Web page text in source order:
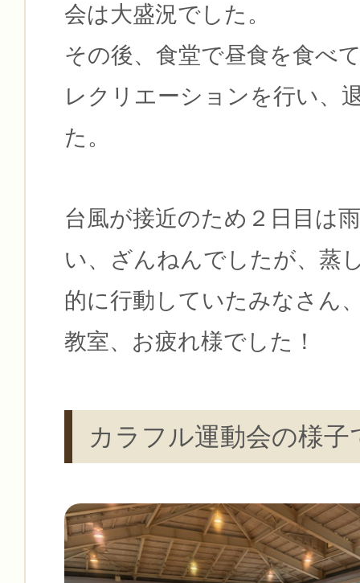
会は大盛況でした。
その後、食堂で昼食を食べ
レクリエーションを行い、
た。
台風が接近のため２日目は
い、ざんねんでしたが、蒸
的に行動していたみなさん
教室、お疲れ様でした！
カラフル運動会の様子